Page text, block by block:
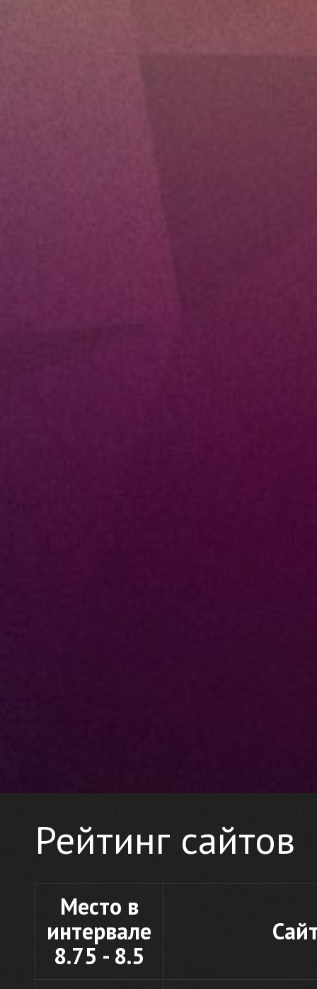
Рейтинг сайтов
Место в
интервале
8.75 - 8.5